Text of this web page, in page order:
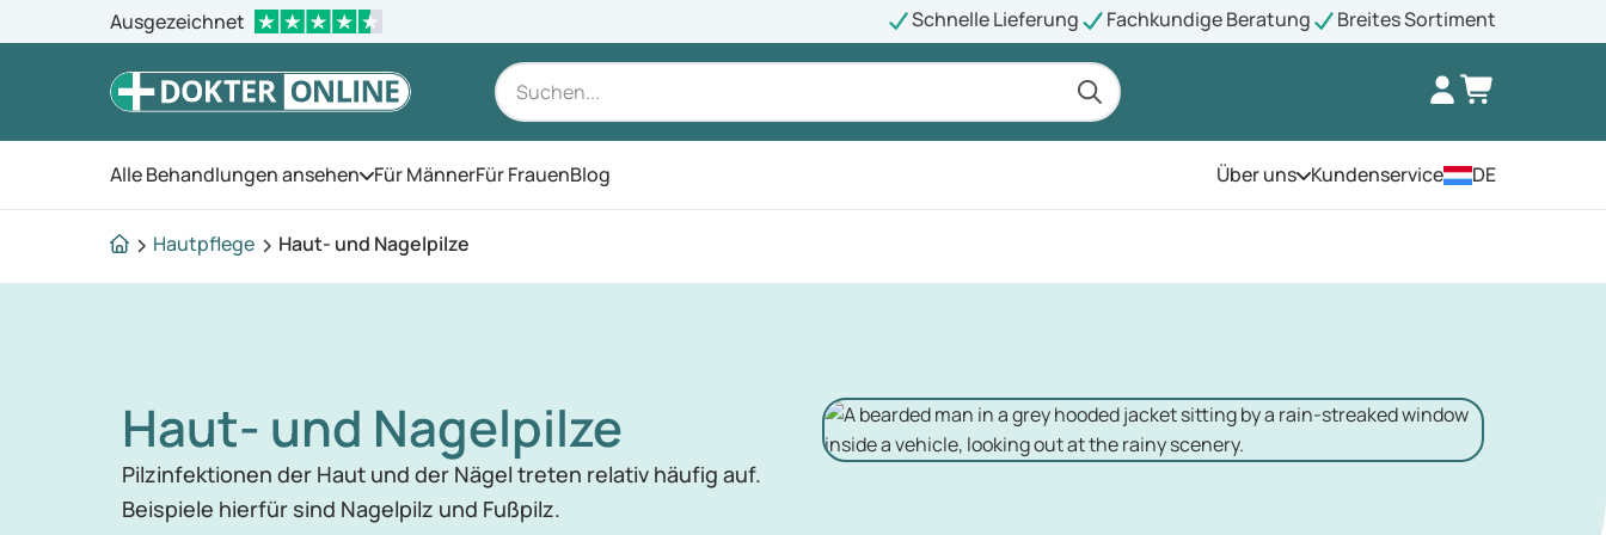
Ausgezeichnet Schnelle Lieferung Fachkundige Beratung Breites Sortiment
Alle Behandlungen ansehen Öffnen Sie das Menü
Für MännerFür FrauenBlog Über unsÖffnen Sie das Menü
Kundenservice DE
Hautpflege Haut- und Nagelpilze
Haut- und Nagelpilze
Pilzinfektionen der Haut und der Nägel treten relativ häufig auf.
Beispiele hierfür sind Nagelpilz und Fußpilz.